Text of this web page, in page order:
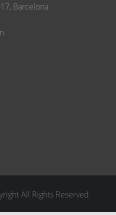
Barcelona
All Rights Reserved